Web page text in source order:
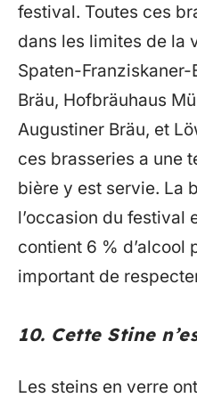
festival. Toutes ces
dans les limites de la
Spaten-
Bräu, Hofbräuhaus
Augustiner Bräu, et
ces brasseries a une
bière y est servie. La
l’occasion du festival
contient 6 % d’alcool
important de
10. Cette Stine
Les steins en verre